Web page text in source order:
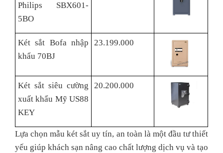
Philips SBX601-
5BO
Két sắt Bofa nhập
khẩu 70BJ
23.199.000
Két sắt siêu cường
xuất khẩu Mỹ US88
KEY
20.200.000
Lựa chọn mẫu két sắt uy tín, an toàn là một đầu tư thiết
yếu giúp khách sạn nâng cao chất lượng dịch vụ và tạo